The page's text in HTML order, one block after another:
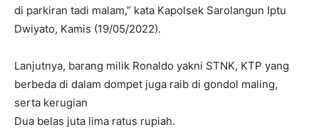
di parkiran tadi malam,” kata Kapolsek Sarolangun Iptu
Dwiyato, Kamis (19/05/2022).
Lanjutnya, barang milik Ronaldo yakni STNK, KTP yang
berbeda di dalam dompet juga raib di gondol maling,
serta kerugian
Dua belas juta lima ratus rupiah.